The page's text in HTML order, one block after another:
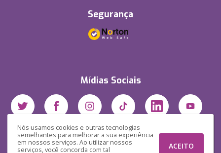
Nós usamos cookies e outras tecnologias
semelhantes para melhorar a sua experiência
em nossos serviços. Ao utilizar nossos
serviços, você concorda com tal
ACEITO
Segurança
Mídias Sociais